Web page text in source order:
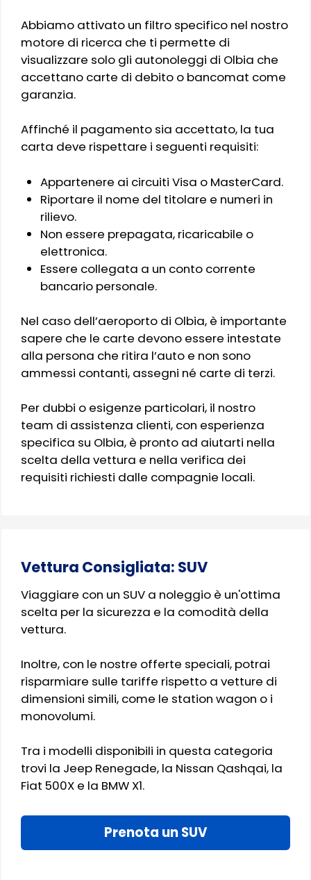
Abbiamo attivato un filtro specifico nel nostro
motore di ricerca che ti permette di
visualizzare solo gli autonoleggi di Olbia che
accettano carte di debito o bancomat come
garanzia.
Affinché il pagamento sia accettato, la tua
carta deve rispettare i seguenti requisiti:
Appartenere ai circuiti Visa o MasterCard.
Riportare il nome del titolare e numeri in
rilievo.
Non essere prepagata, ricaricabile o
elettronica.
Essere collegata a un conto corrente
bancario personale.
Nel caso dell’aeroporto di Olbia, è importante
sapere che le carte devono essere intestate
alla persona che ritira l’auto e non sono
ammessi contanti, assegni né carte di terzi.
Per dubbi o esigenze particolari, il nostro
team di assistenza clienti, con esperienza
specifica su Olbia, è pronto ad aiutarti nella
scelta della vettura e nella verifica dei
requisiti richiesti dalle compagnie locali.
Vettura Consigliata: SUV
Viaggiare con un SUV a noleggio è un'ottima
scelta per la sicurezza e la comodità della
vettura.
Inoltre, con le nostre offerte speciali, potrai
risparmiare sulle tariffe rispetto a vetture di
dimensioni simili, come le station wagon o i
monovolumi.
Tra i modelli disponibili in questa categoria
trovi la Jeep Renegade, la Nissan Qashqai, la
Fiat 500X e la BMW X1.
Prenota un SUV